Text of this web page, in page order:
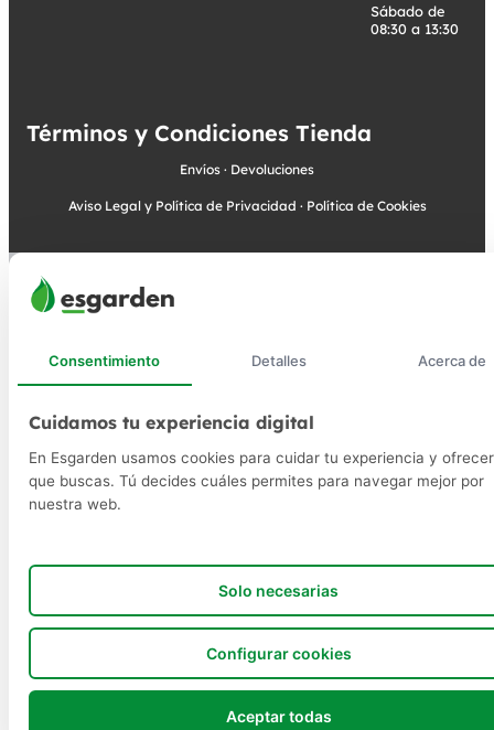
Sábado de
08:30 a 13:30
Términos y Condiciones Tienda
Envíos · Devoluciones
Aviso Legal y Política de Privacidad · Política de Cookies
Consentimiento Detalles Acerca de
Cuidamos tu experiencia digital
En Esgarden usamos cookies para cuidar tu experiencia y
que buscas. Tú decides cuáles permites para navegar mejor por
nuestra web.
Solo necesarias
Configurar cookies
Aceptar todas